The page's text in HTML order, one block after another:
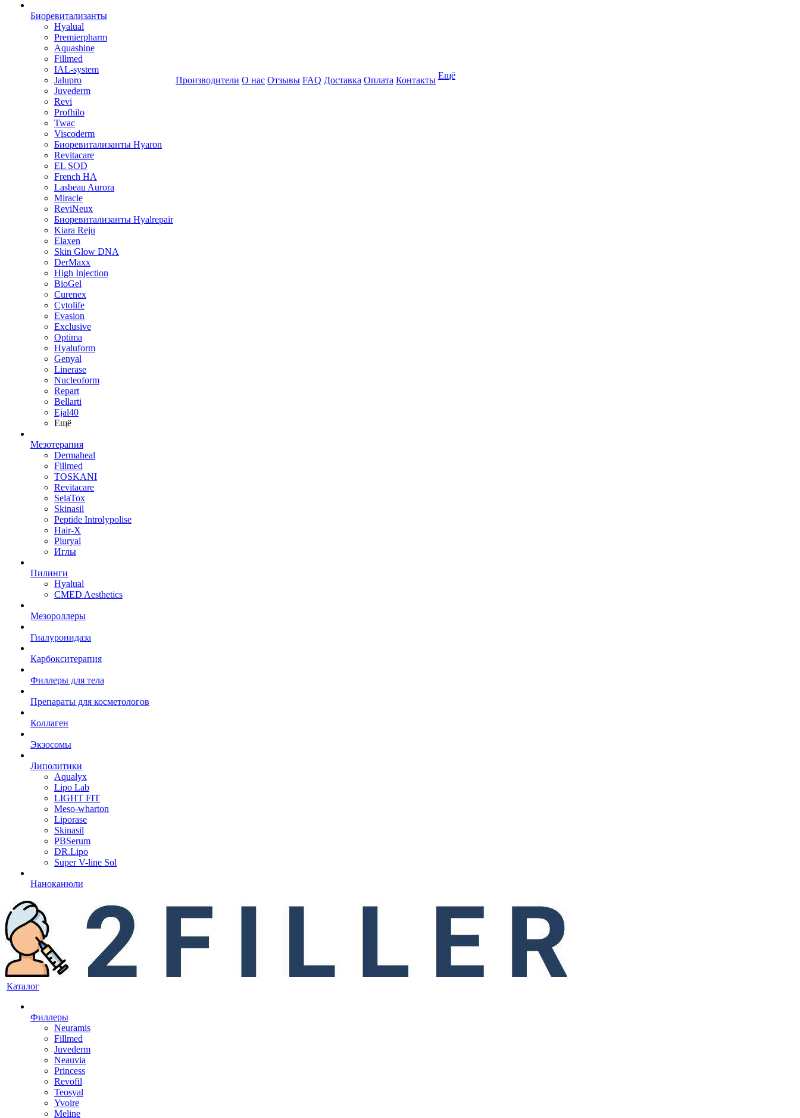
Биоревитализанты
Hyalual
Premierpharm
Aquashine
Fillmed
IAL-system
Jalupro
Juvederm
Revi
Profhilo
Twac
Viscoderm
Биоревитализанты Hyaron
Revitacare
EL SOD
French HA
Lasbeau Aurora
Miracle
ReviNeux
Биоревитализанты Hyalrepair
Kiara Reju
Elaxen
Skin Glow DNA
DerMaxx
High Injection
BioGel
Curenex
Cytolife
Evasion
Exclusive
Optima
Hyaluform
Genyal
Linerase
Nucleoform
Repart
Bellarti
Ejal40
Ещё
Мезотерапия
Dermaheal
Fillmed
TOSKANI
Revitacare
SelaTox
Skinasil
Peptide Introlypolise
Hair-X
Pluryal
Иглы
Пилинги
Hyalual
CMED Aesthetics
Мезороллеры
Гиалуронидаза
Карбокситерапия
Филлеры для тела
Препараты для косметологов
Коллаген
Экзосомы
Липолитики
Aqualyx
Lipo Lab
LIGHT FIT
Meso-wharton
Liporase
Skinasil
PBSerum
DR.Lipo
Super V-line Sol
Наноканюли
Производители О нас Отзывы FAQ Доставка Оплата Контакты Ещё
Каталог
Филлеры
Neuramis
Fillmed
Juvederm
Neauvia
Princess
Revofil
Teosyal
Yvoire
Meline